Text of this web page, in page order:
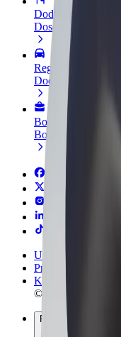
Dodaj restoran ili
Dosegni više
Registriraj se kao
Dodaj svoju flotu
Bolt for Business
Bolt proizvodi i
Uvjeti i odredbe
Privatnost
Kolačići
© 2026 Bolt
Proizvodi